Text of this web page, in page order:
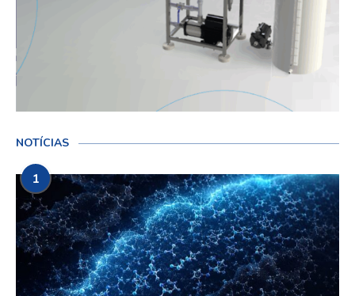
NOTÍCIAS
1